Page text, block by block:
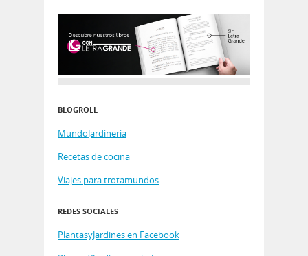
BLOGROLL
MundoJardineria
Recetas de cocina
Viajes para trotamundos
REDES SOCIALES
PlantasyJardines en Facebook